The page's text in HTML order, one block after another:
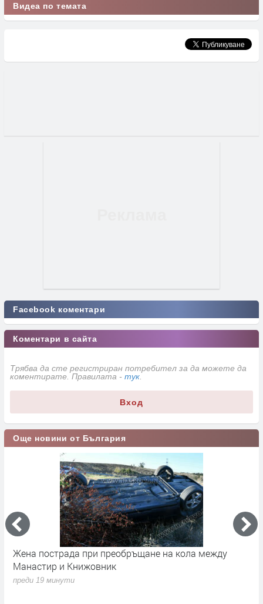
Видеа по темата
Facebook коментари
Коментари в сайта
Трябва да сте регистриран потребител за да можете да
коментирате. Правилата - тук
Вход
Още новини от България
Жена пострада при преобръщане на кола между
Манастир и Книжовник
преди 19 минути